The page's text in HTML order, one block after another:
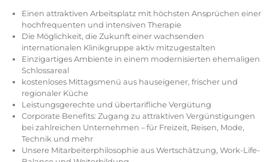
Einen attraktiven Arbeitsplatz mit höchsten Ansprüchen einer
hochfrequenten und intensiven Therapie
Die Möglichkeit, die Zukunft einer wachsenden
internationalen Klinikgruppe aktiv mitzugestalten
Einzigartiges Ambiente in einem modernisierten ehemaligen
Schlossareal
kostenloses Mittagsmenü aus hauseigener, frischer und
regionaler Küche
Leistungsgerechte und übertarifliche Vergütung
Corporate Benefits: Zugang zu attraktiven Vergünstigungen
bei zahlreichen Unternehmen – für Freizeit, Reisen, Mode,
Technik und mehr
Unsere Mitarbeiterphilosophie aus Wertschätzung, Work-Life-